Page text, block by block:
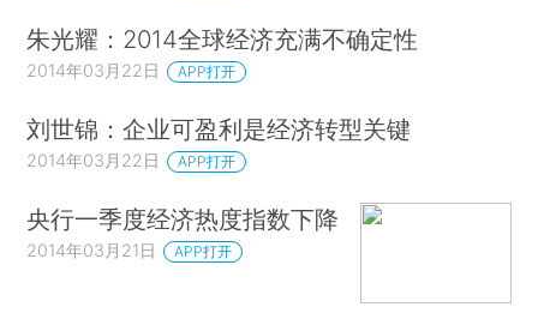
朱光耀：2014全球经济充满不确定性
2014年03月22日 APP打开
刘世锦：企业可盈利是经济转型关键
2014年03月22日 APP打开
央行一季度经济热度指数下降
2014年03月21日 APP打开